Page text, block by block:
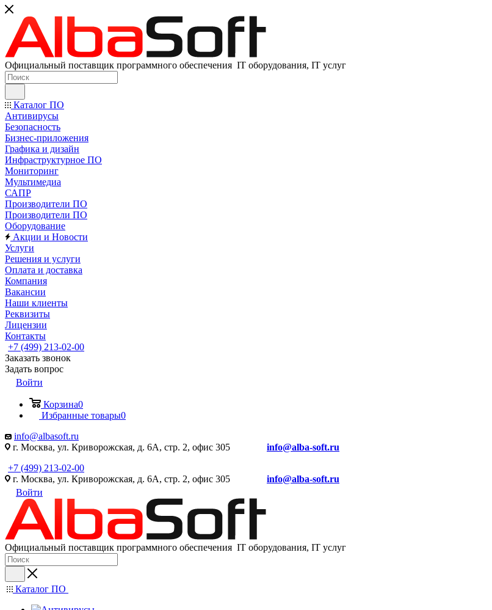
Официальный поставщик программного обеспечения IT оборудования, IT услуг
Каталог ПО
Антивирусы
Безопасность
Бизнес-приложения
Графика и дизайн
Инфраструктурное ПО
Мониторинг
Мультимедиа
САПР
Производители ПО
Производители ПО
Оборудование
Акции и Новости
Услуги
Решения и услуги
Оплата и доставка
Компания
Вакансии
Наши клиенты
Реквизиты
Лицензии
Контакты
+7 (499) 213-02-00
Заказать звонок
Задать вопрос
Войти
Корзина0
Избранные товары0
info@albasoft.ru
г. Москва, ул. Криворожская, д. 6А, стр. 2, офис 305 info@alba-soft.ru
+7 (499) 213-02-00
г. Москва, ул. Криворожская, д. 6А, стр. 2, офис 305 info@alba-soft.ru
Войти
Официальный поставщик программного обеспечения IT оборудования, IT услуг
Каталог ПО